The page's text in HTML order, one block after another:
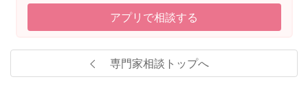
アプリで相談する
専門家相談トップへ